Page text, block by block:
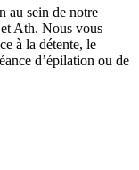
au sein de notre
Ath. Nous vous
à la détente, le
d’épilation ou de